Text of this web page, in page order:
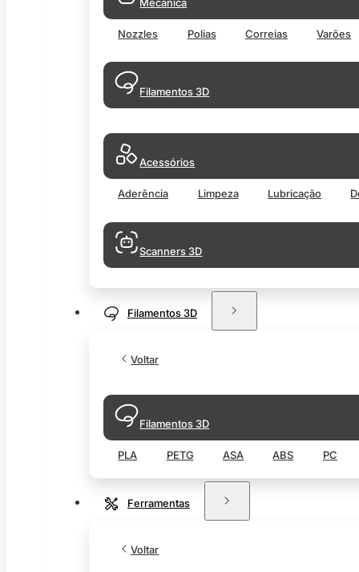
Mecânica
Nozzles Polias Correias Varões
Filamentos 3D
Acessórios
Aderência Limpeza Lubricação
Scanners 3D
Filamentos 3D
Voltar
Filamentos 3D
PLA PETG ASA ABS PC
Ferramentas
Voltar